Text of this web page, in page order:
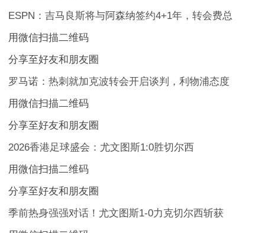
ESPN：吉马良斯将与阿森纳签约4+1年，转会费总
用微信扫描二维码
分享至好友和朋友圈
罗马诺：热刺就加克波转会开启谈判，利物浦态度
用微信扫描二维码
分享至好友和朋友圈
2026香港足球盛会：尤文图斯1:0胜切尔西
用微信扫描二维码
分享至好友和朋友圈
季前热身强强对话！尤文图斯1-0力克切尔西斩获